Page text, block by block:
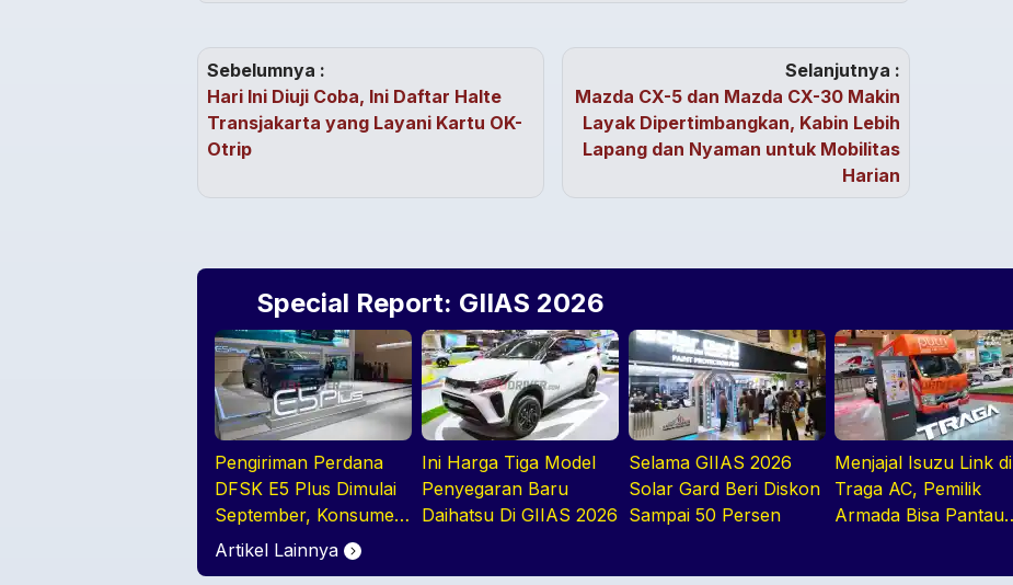
Sebelumnya :
Hari Ini Diuji Coba, Ini Daftar Halte
Transjakarta yang Layani Kartu OK-
Otrip
Selanjutnya :
Mazda CX-5 dan Mazda CX-30 Makin
Layak Dipertimbangkan, Kabin Lebih
Lapang dan Nyaman untuk Mobilitas
Harian
Special Report: GIIAS 2026
Pengiriman Perdana
DFSK E5 Plus Dimulai
September, Konsumen
Diajak Tur Pabrik
Ini Harga Tiga Model
Penyegaran Baru
Daihatsu Di GIIAS 2026
Selama GIIAS 2026
Solar Gard Beri Diskon
Sampai 50 Persen
Menjajal Isuzu Link di
Traga AC, Pemilik
Armada Bisa Pantau
Artikel Lainnya